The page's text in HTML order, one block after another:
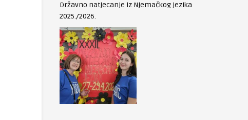
Državno natjecanje iz Njemačkog jezika
2025./2026.